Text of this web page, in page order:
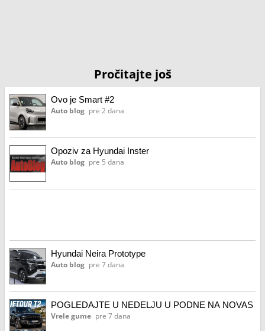
Pročitajte još
Ovo je Smart #2
Auto blog pre 2 dana
Opoziv za Hyundai Inster
Auto blog pre 5 dana
Hyundai Neira Prototype
Auto blog pre 7 dana
POGLEDAJTE U NEDELJU U PODNE NA NOVAS
Vrele gume pre 7 dana